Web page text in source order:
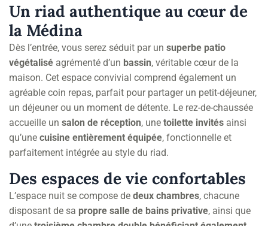
Un riad authentique au cœur de
la Médina
Dès l’entrée, vous serez séduit par un superbe patio
végétalisé agrémenté d’un bassin, véritable cœur de la
maison. Cet espace convivial comprend également un
agréable coin repas, parfait pour partager un petit-déjeuner,
un déjeuner ou un moment de détente. Le rez-de-chaussée
accueille un salon de réception, une toilette invités ainsi
qu’une cuisine entièrement équipée, fonctionnelle et
parfaitement intégrée au style du riad.
Des espaces de vie confortables
L’espace nuit se compose de deux chambres, chacune
disposant de sa propre salle de bains privative, ainsi que